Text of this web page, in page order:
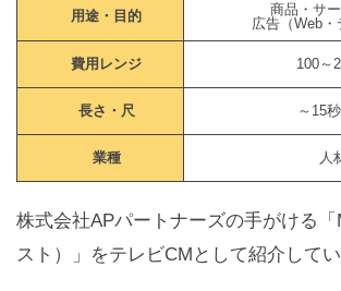
用途・目的
商品・サ
広告（Web・
費用レンジ 100～
長さ・尺 ～15
業種 人
株式会社APパートナーズの手がける「
スト）」をテレビCMとして紹介してい